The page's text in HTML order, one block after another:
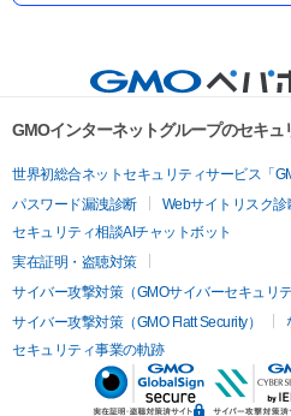
GMOインターネットグループのセキュ
世界初総合ネットセキュリティサービス「
パスワード漏洩診断
Webサイトリスク診
セキュリティ相談AIチャットボット
実在証明・盗聴対策
サイバー攻撃対策（GMOサイバーセキュリ
サイバー攻撃対策（GMO Flatt Security）
セキュリティ事業の軌跡